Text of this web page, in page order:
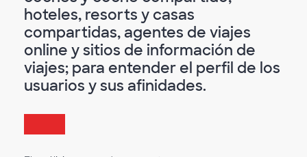
hoteles, resorts y casas
compartidas, agentes de viajes
online y sitios de información de
viajes; para entender el perfil de los
usuarios y sus afinidades.